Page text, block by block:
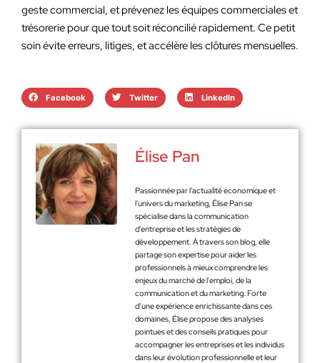
geste commercial, et prévenez les équipes commerciales et
trésorerie pour que tout soit réconcilié rapidement. Ce petit
soin évite erreurs, litiges, et accélère les clôtures mensuelles.
Facebook Twitter LinkedIn
Élise Pan
Passionnée par l'actualité économique et
l'univers du marketing, Élise Pan se
spécialise dans la communication
d'entreprise et les stratégies de
développement. À travers son blog, elle
partage son expertise pour aider les
professionnels à mieux comprendre les
enjeux du marché de l'emploi, de la
communication et du marketing. Forte
d’une expérience enrichissante dans ces
domaines, Élise propose des analyses
pointues et des conseils pratiques pour
accompagner les entreprises et les individus
dans leur évolution professionnelle et leur